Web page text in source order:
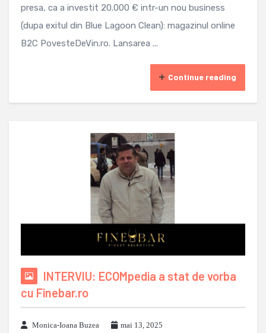
presa, ca a investit 20.000 € intr-un nou business
(dupa exitul din Blue Lagoon Clean): magazinul online
B2C PovesteDeVin.ro. Lansarea ...
Continue reading
INTERVIU: ECOMpedia a stat de vorba
cu Finebar.ro
Monica-Ioana Buzea
mai 13, 2025